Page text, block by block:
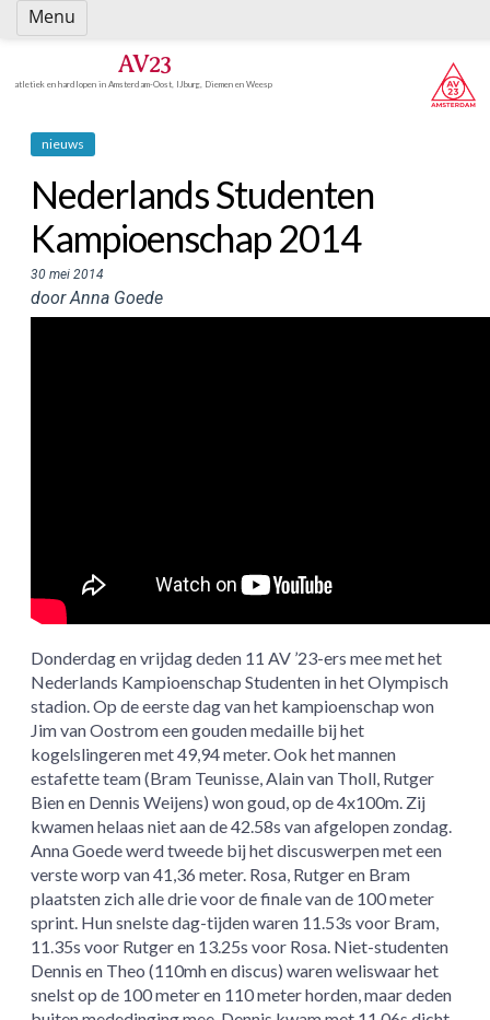
Spring
naar
AV23
atletiek en hardlopen in Amsterdam-Oost, IJburg, Diemen en Weesp
nieuws
Nederlands Studenten
Kampioenschap 2014
30 mei 2014
door Anna Goede
Donderdag en vrijdag deden 11 AV ’23-ers mee met het
Nederlands Kampioenschap Studenten in het Olympisch
stadion. Op de eerste dag van het kampioenschap won
Jim van Oostrom een gouden medaille bij het
kogelslingeren met 49,94 meter. Ook het mannen
estafette team (Bram Teunisse, Alain van Tholl, Rutger
Bien en Dennis Weijens) won goud, op de 4x100m. Zij
kwamen helaas niet aan de 42.58s van afgelopen zondag.
Anna Goede werd tweede bij het discuswerpen met een
verste worp van 41,36 meter. Rosa, Rutger en Bram
plaatsten zich alle drie voor de finale van de 100 meter
sprint. Hun snelste dag-tijden waren 11.53s voor Bram,
11.35s voor Rutger en 13.25s voor Rosa. Niet-studenten
Dennis en Theo (110mh en discus) waren weliswaar het
snelst op de 100 meter en 110 meter horden, maar deden
Menu